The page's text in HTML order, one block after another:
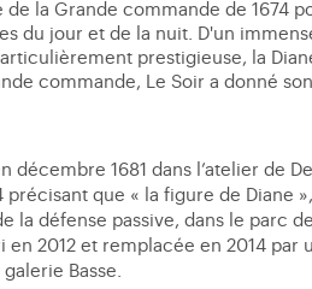
de la Grande commande de 1674
du jour et de la nuit. D'un
prestigieuse, la
commande, Le Soir a donné
décembre 1681 dans l’atelier de
précisant que « la figure de Diane
la défense passive, dans le parc
en 2012 et remplacée en 2014
Basse.